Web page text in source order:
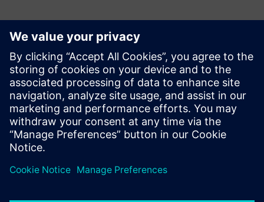
Papildu informācija un resursi
Data Sheet: Abeeway - Smart Badge
Website: Abeeway - Smart Badge
Priekšnosacījumi
Lorawan infrastructure